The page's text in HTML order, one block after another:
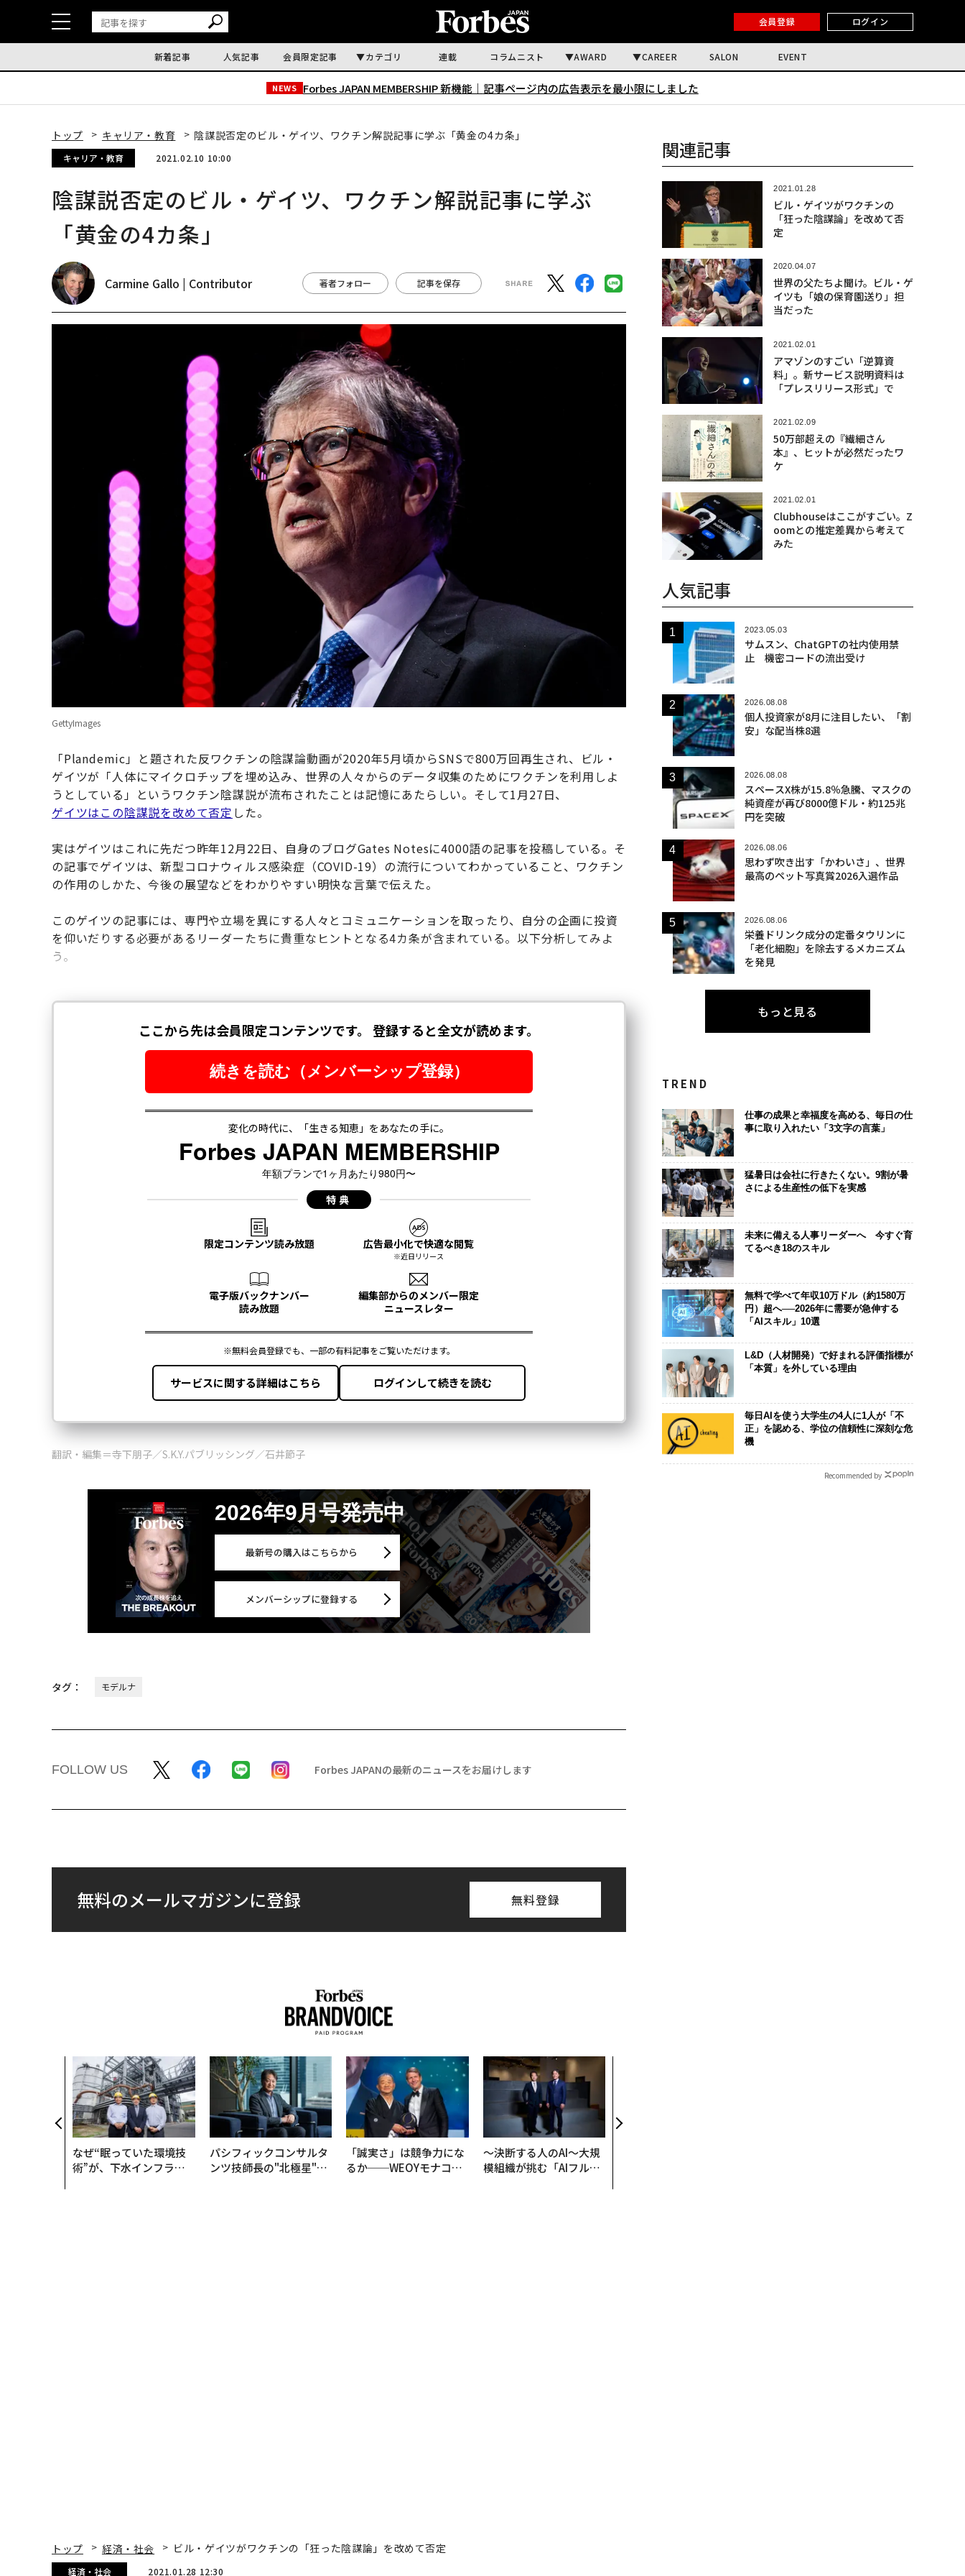
会員登録 ログイン
新着記事 人気記事 会員限定記事 カテゴリ 連載 コラムニスト AWARD CAREER SALON EVENT
NEWS Forbes JAPAN MEMBERSHIP 新機能｜ 記事ページ内の広告表示を最小限にしました
トップ キャリア・教育 陰謀説否定のビル・ゲイツ、ワクチン解説記事に学ぶ「黄金の4カ条」
キャリア・教育 2021.02.10 10:00
陰謀説否定のビル・ゲイツ、ワクチン解説記事に学ぶ
「黄金の4カ条」
Carmine Gallo | Contributor 著者フォロー 記事を保存
GettyImages
「Plandemic」と題された反ワクチンの陰謀論動画が2020年5月頃からSNSで800万回再生され、ビル・
ゲイツが「人体にマイクロチップを埋め込み、世界の人々からのデータ収集のためにワクチンを利用しよ
うとしている」というワクチン陰謀説が流布されたことは記憶にあたらしい。そして1月27日、
ゲイツはこの陰謀説を改めて否定 した。
実はゲイツはこれに先だつ昨年12月22日、自身のブログGates Notesに4000語の記事を投稿している。そ
の記事でゲイツは、新型コロナウィルス感染症（COVID-19）の流行についてわかっていること、ワクチン
の作用のしかた、今後の展望などをわかりやすい明快な言葉で伝えた。
このゲイツの記事には、専門や立場を異にする人々とコミュニケーションを取ったり、自分の企画に投資
を仰いだりする必要があるリーダーたちに貴重なヒントとなる4カ条が含まれている。以下分析してみよ
う。
翻訳・編集＝寺下朋子／S.K.Y.パブリッシング／石井節子
2026年9月号発売中
最新号の購入はこちらから
メンバーシップに登録する
タグ： モデルナ
FOLLOW US Forbes JAPANの最新のニュースをお届けします
無料のメールマガジンに登録 無料登録
なぜ“眠っていた環境技
術”が、下水インフラを
パシフィックコンサルタ
ンツ技師長の"北極星"。
「誠実さ」は競争力にな
るか──WEOYモナコで
〜決断する人のAI〜大規
模組織が挑む「AIフル実
関連記事
2021.01.28
ビル・ゲイツがワクチンの
「狂った陰謀論」を改めて否
定
2020.04.07
世界の父たちよ聞け。ビル・ゲ
イツも「娘の保育園送り」担
当だった
2021.02.01
アマゾンのすごい「逆算資
料」。新サービス説明資料は
「プレスリリース形式」で
2021.02.09
50万部超えの『繊細さん
本』、ヒットが必然だったワ
ケ
2021.02.01
Clubhouseはここがすごい。Z
oomとの推定差異から考えて
みた
人気記事
2023.05.03
サムスン、ChatGPTの社内使用禁
止 機密コードの流出受け
2026.08.08
個人投資家が8月に注目したい、「割
安」な配当株8選
2026.08.08
スペースX株が15.8％急騰、マスクの
純資産が再び8000億ドル・約125兆
円を突破
2026.08.06
思わず吹き出す「かわいさ」、世界
最高のペット写真賞2026入選作品
2026.08.06
栄養ドリンク成分の定番タウリンに
「老化細胞」を除去するメカニズム
を発見
もっと見る
TREND
仕事の成果と幸福度を高める、毎日の仕
事に取り入れたい「3文字の言葉」
猛暑日は会社に行きたくない。9割が暑
さによる生産性の低下を実感
未来に備える人事リーダーへ 今すぐ育
てるべき18のスキル
無料で学べて年収10万ドル（約1580万
円）超へ──2026年に需要が急伸する
「AIスキル」10選
L&D（人材開発）で好まれる評価指標が
「本質」を外している理由
毎日AIを使う大学生の4人に1人が「不
正」を認める、学位の信頼性に深刻な危
機
Recommended by